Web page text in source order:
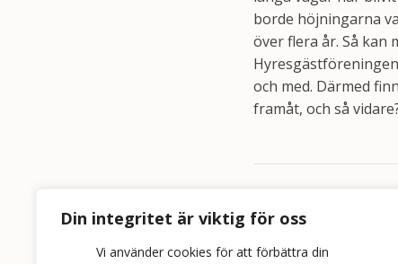
Din integritet är viktig för oss
Vi använder cookies för att förbättra din
borde höjningarna
över flera år. Så kan
och med. Därmed
framåt, och så
Relaterade